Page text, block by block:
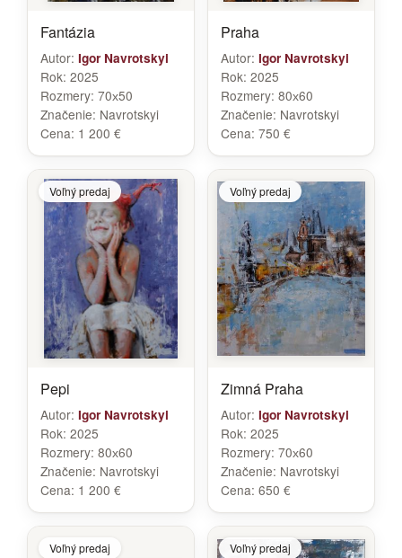
Fantázia
Autor: Igor Navrotskyi
Rok: 2025
Rozmery: 70х50
Značenie: Navrotskyi
Cena: 1 200 €
Praha
Autor: Igor Navrotskyi
Rok: 2025
Rozmery: 80х60
Značenie: Navrotskyi
Cena: 750 €
Voľný predaj
Pepi
Autor: Igor Navrotskyi
Rok: 2025
Rozmery: 80х60
Značenie: Navrotskyi
Cena: 1 200 €
Voľný predaj
Zimná Praha
Autor: Igor Navrotskyi
Rok: 2025
Rozmery: 70х60
Značenie: Navrotskyi
Cena: 650 €
Voľný predaj Voľný predaj